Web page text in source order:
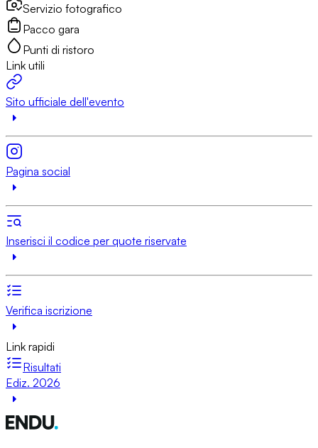
Servizio fotografico
Pacco gara
Punti di ristoro
Link utili
Sito ufficiale dell'evento
Pagina social
Inserisci il codice per quote riservate
Verifica iscrizione
Link rapidi
Risultati
Ediz. 2026